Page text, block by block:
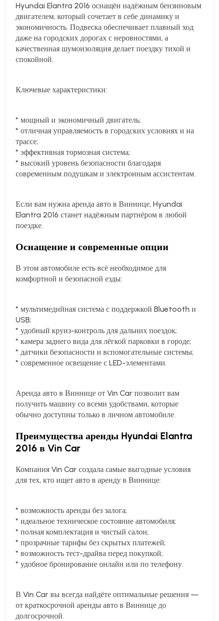
Hyundai Elantra 2016 оснащён надёжным бензиновым
двигателем, который сочетает в себе динамику и
экономичность. Подвеска обеспечивает плавный ход
даже на городских дорогах с неровностями, а
качественная шумоизоляция делает поездку тихой и
спокойной.
Ключевые характеристики:
* мощный и экономичный двигатель;
* отличная управляемость в городских условиях и на
трассе;
* эффективная тормозная система;
* высокий уровень безопасности благодаря
современным подушкам и электронным ассистентам.
Если вам нужна аренда авто в Виннице, Hyundai
Elantra 2016 станет надёжным партнёром в любой
поездке.
Оснащение и современные опции
В этом автомобиле есть всё необходимое для
комфортной и безопасной езды:
* мультимедийная система с поддержкой Bluetooth и
USB;
* удобный круиз-контроль для дальних поездок;
* камера заднего вида для лёгкой парковки в городе;
* датчики безопасности и вспомогательные системы;
* современное освещение с LED-элементами.
Аренда авто в Виннице от Vin Car позволит вам
получить машину со всеми удобствами, которые
обычно доступны только в личном автомобиле.
Преимущества аренды Hyundai Elantra
2016 в Vin Car
Компания Vin Car создала самые выгодные условия
для тех, кто ищет авто в аренду в Виннице:
* возможность аренды без залога;
* идеальное техническое состояние автомобиля;
* полная комплектация и чистый салон;
* прозрачные тарифы без скрытых платежей;
* возможность тест-драйва перед покупкой;
* удобное бронирование онлайн или по телефону.
В Vin Car вы всегда найдёте оптимальные решения —
от краткосрочной аренды авто в Виннице до
долгосрочной.